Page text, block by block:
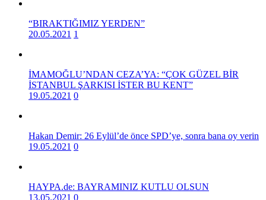
“BIRAKTIĞIMIZ YERDEN”
20.05.2021 1
İMAMOĞLU’NDAN CEZA’YA: “ÇOK GÜZEL BİR
İSTANBUL ŞARKISI İSTER BU KENT”
19.05.2021 0
Hakan Demir: 26 Eylül’de önce SPD’ye, sonra bana oy verin
19.05.2021 0
HAYPA.de: BAYRAMINIZ KUTLU OLSUN
13.05.2021 0